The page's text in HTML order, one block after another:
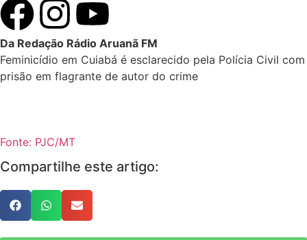
Da Redação Rádio Aruanã FM
Feminicídio em Cuiabá é esclarecido pela Polícia Civil com
prisão em flagrante de autor do crime
Fonte: PJC/MT
Compartilhe este artigo: